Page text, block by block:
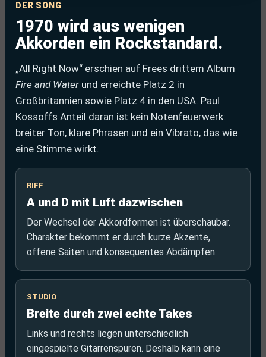
DER SONG
1970 wird aus wenigen
Akkorden ein Rockstandard.
„All Right Now“ erschien auf Frees drittem Album
Fire and Water und erreichte Platz 2 in
Großbritannien sowie Platz 4 in den USA. Paul
Kossoffs Anteil daran ist kein Notenfeuerwerk:
breiter Ton, klare Phrasen und ein Vibrato, das wie
eine Stimme wirkt.
RIFF
A und D mit Luft dazwischen
Der Wechsel der Akkordformen ist überschaubar.
Charakter bekommt er durch kurze Akzente,
offene Saiten und konsequentes Abdämpfen.
STUDIO
Breite durch zwei echte Takes
Links und rechts liegen unterschiedlich
eingespielte Gitarrenspuren. Deshalb kann eine